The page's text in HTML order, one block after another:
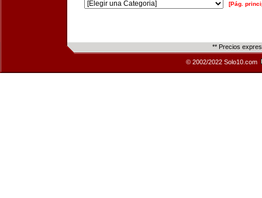
[Pág.
** Precios
© 2002/2022 Solo10.com